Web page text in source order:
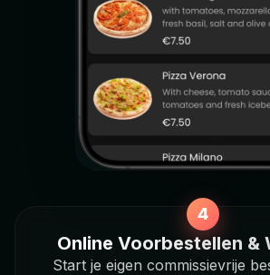
Online Voorbestellen &
Start je eigen commissievrije